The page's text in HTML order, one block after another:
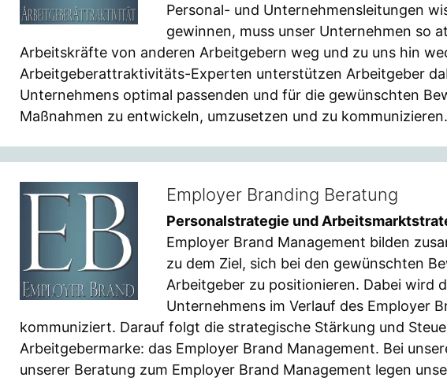
Personal- und Unternehmensleitungen
gewinnen, muss unser Unternehmen so
Arbeitskräfte von anderen Arbeitgebern weg und zu uns hin
Arbeitgeberattraktivitäts-Experten unterstützen Arbeitgeber
Unternehmens optimal passenden und für die gewünschten
Maßnahmen zu entwickeln, umzusetzen und zu kommunizieren.
Employer Branding Beratung
Personalstrategie und
Employer Brand Management bilden
zu dem Ziel, sich bei den gewünschten
Arbeitgeber zu positionieren. Dabei wird
Unternehmens im Verlauf des Employer
kommuniziert. Darauf folgt die strategische Stärkung und
Arbeitgebermarke: das Employer Brand Management. Bei
unserer Beratung zum Employer Brand Management legen